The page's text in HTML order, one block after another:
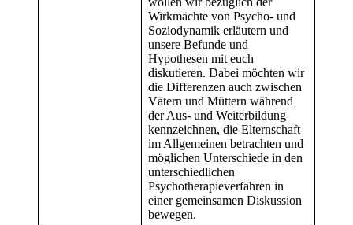
Wirkmächte von Psycho- und
Soziodynamik erläutern und
unsere Befunde und
Hypothesen mit euch
diskutieren. Dabei möchten wir
die Differenzen auch zwischen
Vätern und Müttern während
der Aus- und Weiterbildung
kennzeichnen, die Elternschaft
im Allgemeinen betrachten und
möglichen Unterschiede in den
unterschiedlichen
Psychotherapieverfahren in
einer gemeinsamen Diskussion
bewegen.